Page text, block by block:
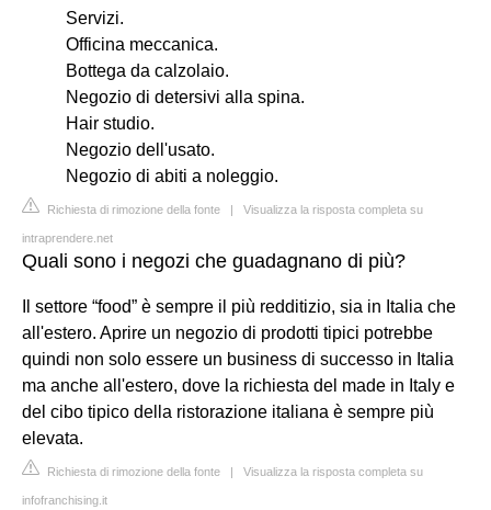
Servizi.
Officina meccanica.
Bottega da calzolaio.
Negozio di detersivi alla spina.
Hair studio.
Negozio dell'usato.
Negozio di abiti a noleggio.
Richiesta di rimozione della fonte | Visualizza la risposta completa su
intraprendere.net
Quali sono i negozi che guadagnano di più?
Il settore “food” è sempre il più redditizio, sia in Italia che
all'estero. Aprire un negozio di prodotti tipici potrebbe
quindi non solo essere un business di successo in Italia
ma anche all'estero, dove la richiesta del made in Italy e
del cibo tipico della ristorazione italiana è sempre più
elevata.
Richiesta di rimozione della fonte | Visualizza la risposta completa su
infofranchising.it